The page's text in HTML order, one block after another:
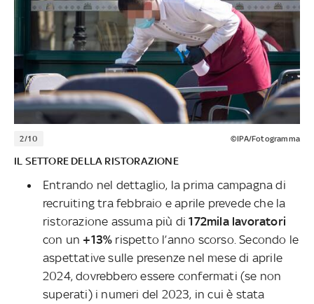
2/10 ©IPA/Fotogramma
IL SETTORE DELLA RISTORAZIONE
Entrando nel dettaglio, la prima campagna di
recruiting tra febbraio e aprile prevede che la
ristorazione assuma più di172mila lavoratori
con un +13% rispetto l’anno scorso. Secondo le
aspettative sulle presenze nel mese di aprile
2024, dovrebbero essere confermati (se non
superati) i numeri del 2023, in cui è stata